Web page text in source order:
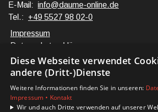
E-Mail: info@daume-online.de
Tel.: +49 5527 98 02-0
Impressum
Datenschutzerklärung
Barrierefreiheitserklärung
Privatkunden
Karriere
Diese Webseite verwendet
andere (Dritt-)Dienste
Weitere Informationen finden Sie in unseren:
Impressum • Kontakt
Wir und auch Dritte verwenden auf unserer